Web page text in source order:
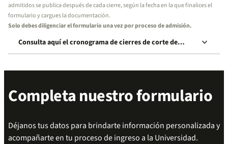
admitidos se publica después de cada cierre, según la fecha en la que finalices el
formulario y cargues la documentación.
Solo debes diligenciar el formulario una vez por proceso de admisión.
Consulta aquí el cronograma de cierres de corte de
inscripción
keyboard_arrow_down
Completa nuestro formulario
Déjanos tus datos para brindarte información personalizada y
acompañarte en tu proceso de ingreso a la Universidad.